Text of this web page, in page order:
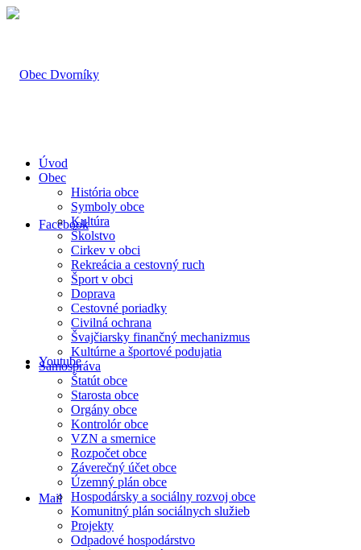
Facebook
Youtube
Mail
Úvod
Obec
História obce
Symboly obce
Kultúra
Školstvo
Cirkev v obci
Rekreácia a cestovný ruch
Šport v obci
Doprava
Cestovné poriadky
Civilná ochrana
Švajčiarsky finančný mechanizmus
Kultúrne a športové podujatia
Samospráva
Štatút obce
Starosta obce
Orgány obce
Kontrolór obce
VZN a smernice
Rozpočet obce
Záverečný účet obce
Územný plán obce
Hospodársky a sociálny rozvoj obce
Komunitný plán sociálnych služieb
Projekty
Odpadové hospodárstvo